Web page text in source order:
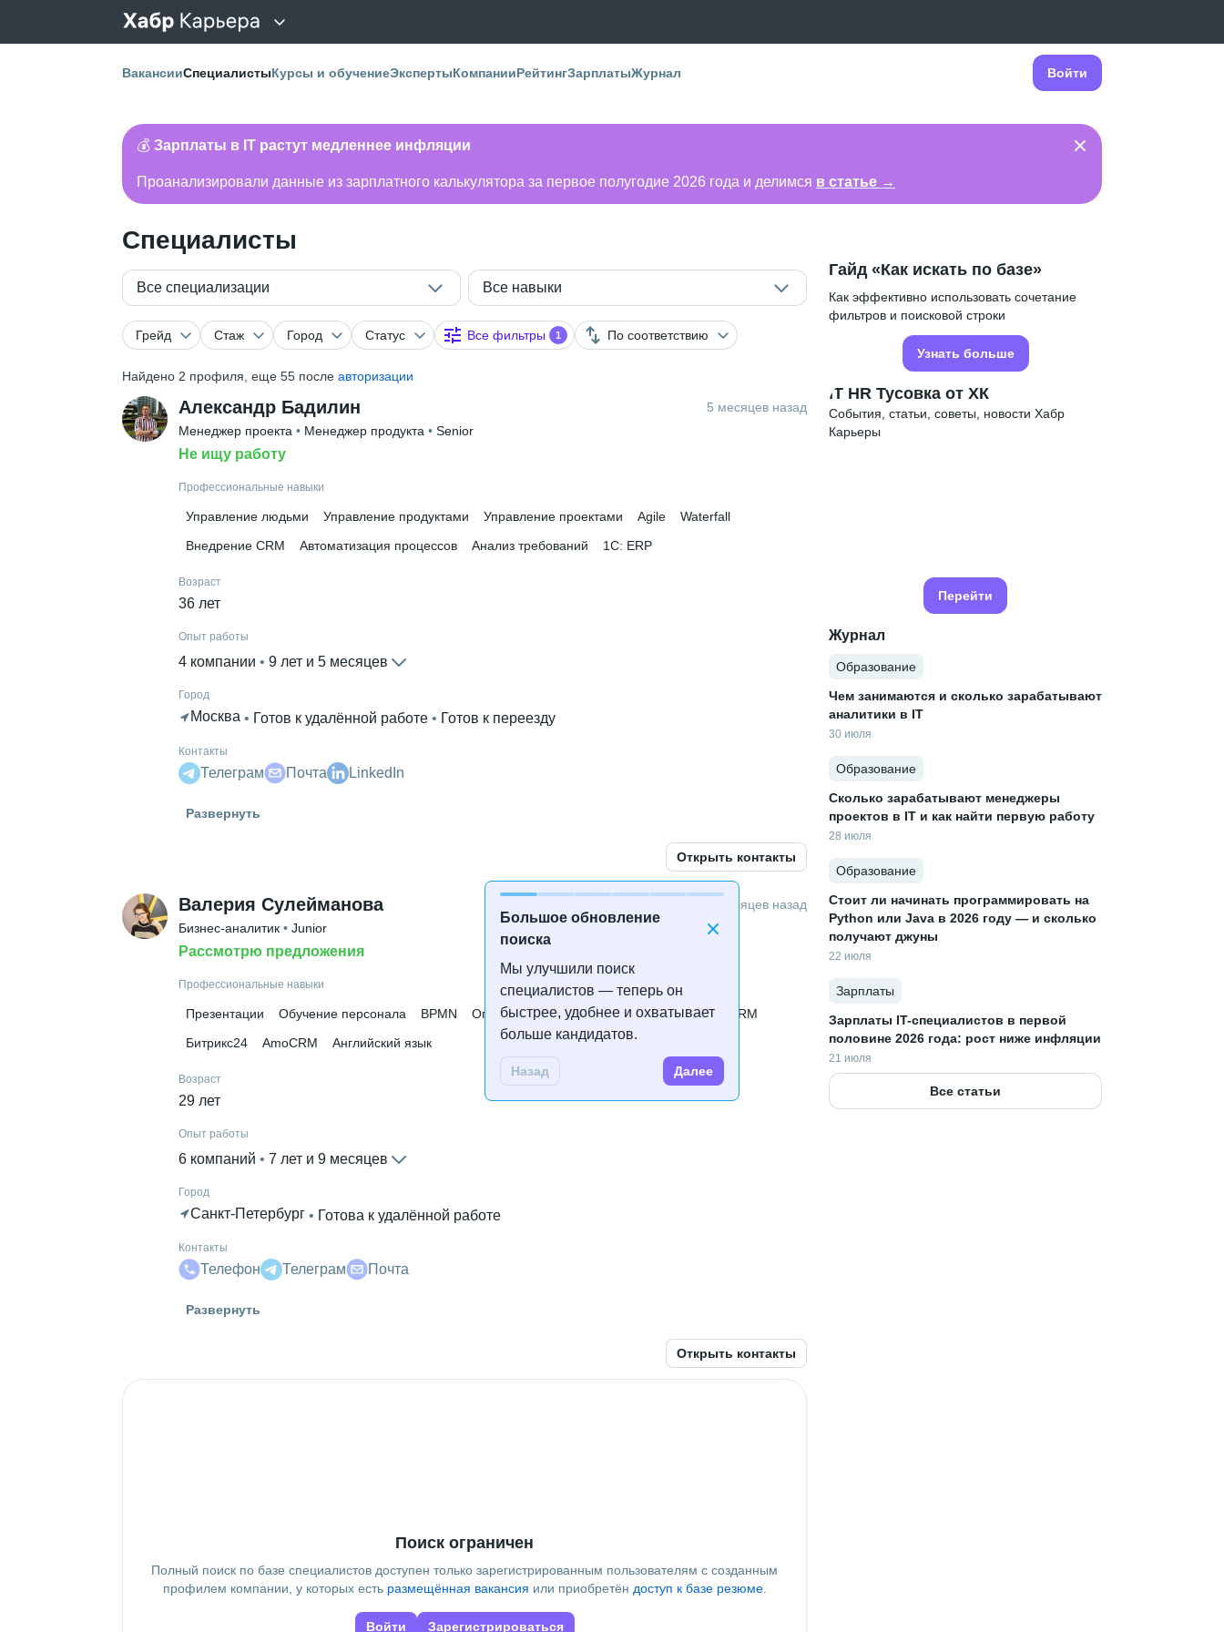
ВакансииСпециалистыКурсы и обучениеЭкспертыКомпанииРейтингЗарплатыЖурнал Войти
💰 Зарплаты в IT растут медленнее инфляции
Проанализировали данные из зарплатного калькулятора за первое полугодие 2026 года и делимся в статье →
Специалисты
Все специализации Все навыки
Грейд Стаж Город Статус Все фильтры 1 По соответствию
Найдено 2 профиля, еще 55 после авторизации
Большое обновление
поиска
Мы улучшили поиск
специалистов — теперь он
быстрее, удобнее и охватывает
больше кандидатов.
Назад Далее
Александр Бадилин
5 месяцев назад
Менеджер проекта • Менеджер продукта • Senior
Не ищу работу
Профессиональные навыки
Управление людьми Управление продуктами Управление проектами Agile
Waterfall
Внедрение CRM
Автоматизация процессов Анализ требований 1C: ERP
Возраст
36 лет
Опыт работы
4 компании 9 лет и 5 месяцев
Город
Москва • Готов к удалённой работе • Готов к переезду
Контакты
Телеграм Почта LinkedIn
LABA • Нетология
Развернуть
Открыть контакты
Валерия Сулейманова
6 месяцев назад
Бизнес-аналитик • Junior
Рассмотрю предложения
Профессиональные навыки
Презентации Обучение персонала BPMN Описание бизнес-процессов
Внедрение CRM
Битрикс24
AmoCRM Английский язык
Возраст
29 лет
Опыт работы
6 компаний 7 лет и 9 месяцев
Город
Санкт-Петербург • Готова к удалённой работе
Контакты
Телефон Телеграм Почта
Высшее образование
Развернуть
Открыть контакты
Поиск ограничен
Полный поиск по базе специалистов доступен только зарегистрированным пользователям с созданным
профилем компании, у которых есть размещённая вакансия или приобретён доступ к базе резюме.
Войти Зарегистрироваться
Гайд «Как искать по базе»
Как эффективно использовать сочетание
фильтров и поисковой строки
Узнать больше
IT HR Тусовка от ХК
События, статьи, советы, новости Хабр
Карьеры
Перейти
Журнал
Образование
Чем занимаются и сколько зарабатывают
аналитики в IT
30 июля
Образование
Сколько зарабатывают менеджеры
проектов в IT и как найти первую работу
28 июля
Образование
Стоит ли начинать программировать на
Python или Java в 2026 году — и сколько
получают джуны
22 июля
Зарплаты
Зарплаты IT-специалистов в первой
половине 2026 года: рост ниже инфляции
21 июля
Все статьи